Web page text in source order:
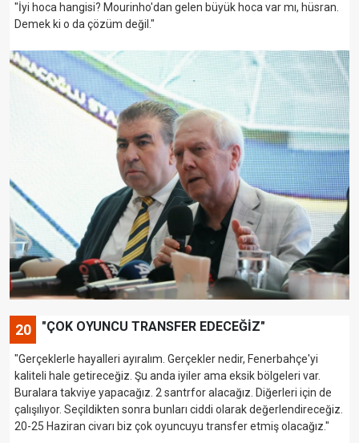
"İyi hoca hangisi? Mourinho'dan gelen büyük hoca var mı, hüsran.
Demek ki o da çözüm değil."
20 "ÇOK OYUNCU TRANSFER EDECEĞİZ"
"Gerçeklerle hayalleri ayıralım. Gerçekler nedir, Fenerbahçe'yi
kaliteli hale getireceğiz. Şu anda iyiler ama eksik bölgeleri var.
Buralara takviye yapacağız. 2 santrfor alacağız. Diğerleri için de
çalışılıyor. Seçildikten sonra bunları ciddi olarak değerlendireceğiz.
20-25 Haziran civarı biz çok oyuncuyu transfer etmiş olacağız."